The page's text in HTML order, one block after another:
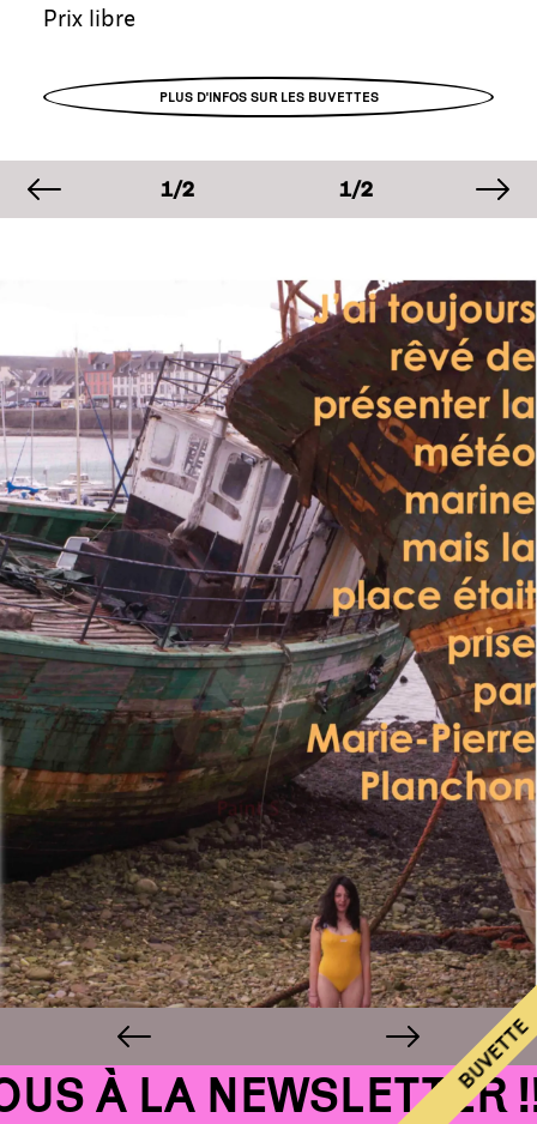
BUVETTE
Prix libre
PLUS D'INFOS SUR LES BUVETTES
image précédente
IMAGE
1/2 IMAGE
1/2 1/2
À LA NEWSLETTER !!!